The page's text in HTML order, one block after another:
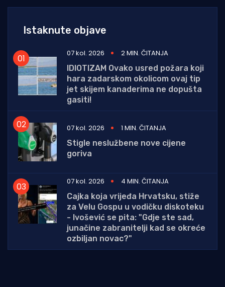
Istaknute objave
07 kol. 2026
2 MIN. ČITANJA
IDIOTIZAM Ovako usred požara koji
hara zadarskom okolicom ovaj tip
jet skijem kanaderima ne dopušta
gasiti!
07 kol. 2026
1 MIN. ČITANJA
Stigle neslužbene nove cijene
goriva
07 kol. 2026
4 MIN. ČITANJA
Cajka koja vrijeđa Hrvatsku, stiže
za Velu Gospu u vodičku diskoteku
- Ivošević se pita: "Gdje ste sad,
junačine zabranitelji kad se okreće
ozbiljan novac?"